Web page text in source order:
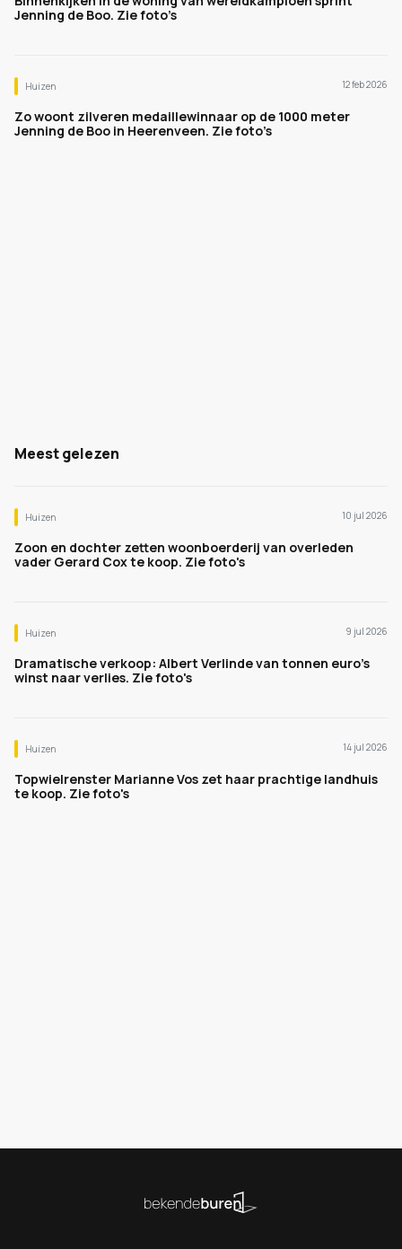
Jenning de Boo. Zie foto’s
Huizen 12 feb 2026
Zo woont zilveren medaillewinnaar op de 1000 meter
Jenning de Boo in Heerenveen. Zie foto’s
Meest gelezen
Huizen 10 jul 2026
Zoon en dochter zetten woonboerderij van overleden
vader Gerard Cox te koop. Zie foto's
Huizen 9 jul 2026
Dramatische verkoop: Albert Verlinde van tonnen euro's
winst naar verlies. Zie foto's
Huizen 14 jul 2026
Topwielrenster Marianne Vos zet haar prachtige landhuis
te koop. Zie foto's